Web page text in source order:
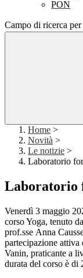
PON
Campo di ricerca
Home >
Novità >
Le notizie >
Laboratorio
Laboratorio
Venerdì 3 maggio
corso Yoga, tenuto
prof.sse Anna
partecipazione attiva
Vanin, praticante a
durata del corso è di